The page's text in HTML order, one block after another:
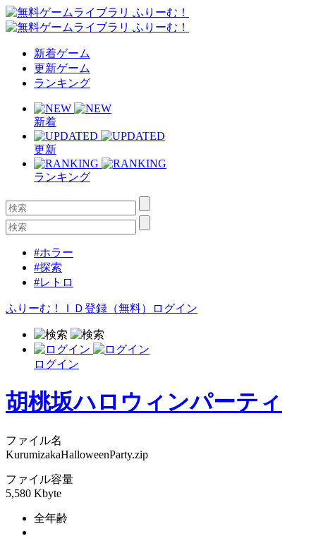
新着ゲーム
更新ゲーム
ランキング
新着
更新
ランキング
#ホラー
#探索
#レトロ
ふりーむ！ＩＤ登録（無料） ログイン
ログイン
胡桃坂ハロウィンパーティ
ファイル名
KurumizakaHalloweenParty.zip
ファイル容量
5,580 Kbyte
全年齢